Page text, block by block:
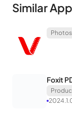
รองรับการบล็อกแ
ด้วย คุณจะตั้งรหัส
แอปพลิเคชันหรือ
Nox Cleaner เป็
ข้างต้นแล้ว Nox
Similar
Foxit